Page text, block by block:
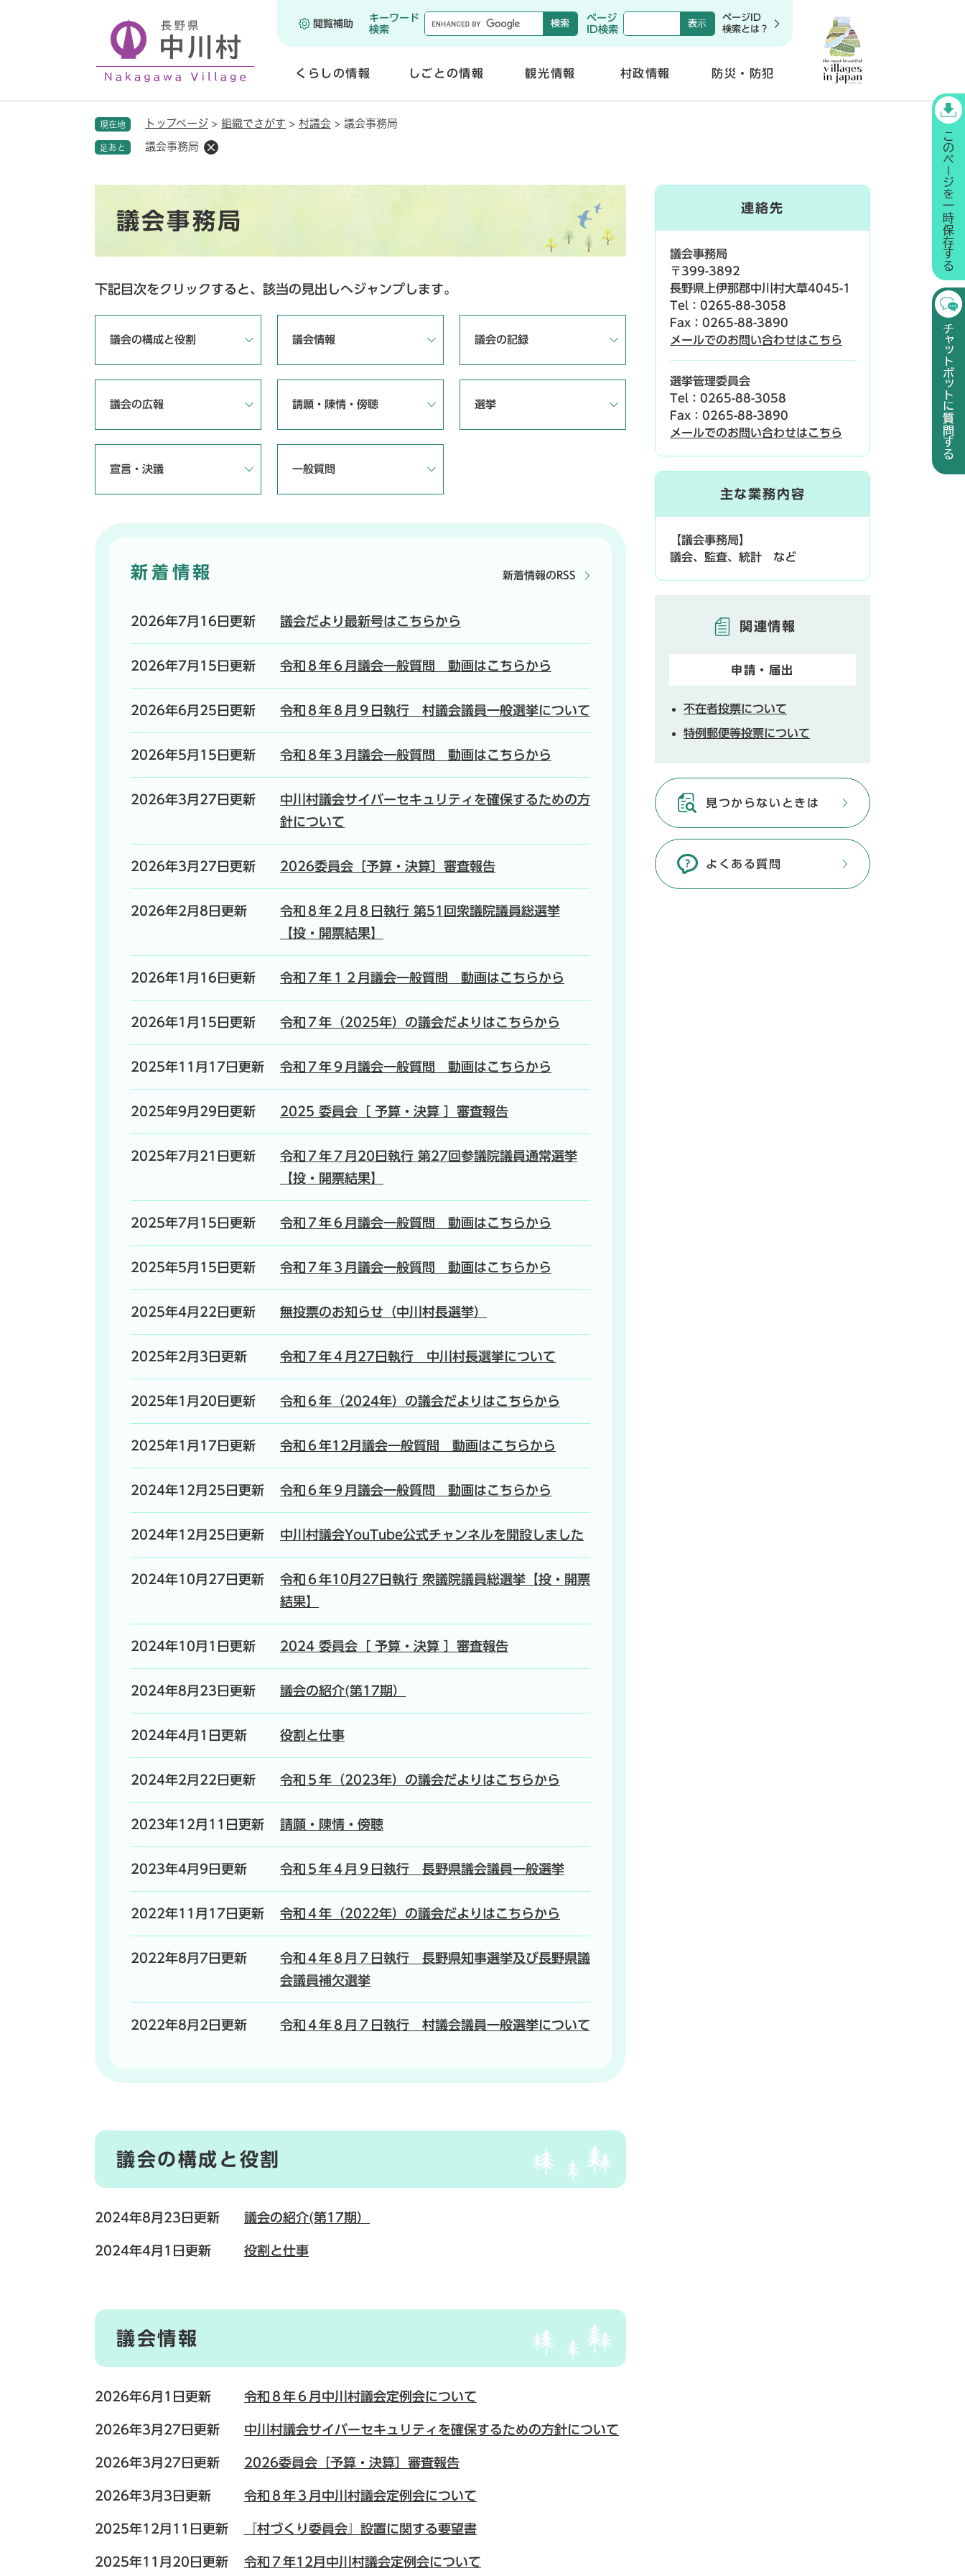
メニューを飛ばして本文へ
閲覧補助
キーワード
検索
ページ
ID検索
ページID
検索とは？
くらしの情報
く
しごとの情報
く
観光情報 村政情報 防災・防犯
現在地 トップページ > 組織でさがす > 村議会 > 議会事務局
足あと 議会事務局
議会事務局
下記目次をクリックすると、該当の見出しへジャンプします。
議会の構成と役割 議会情報 議会の記録
議会の広報 請願・陳情・傍聴 選挙
宣言・決議 一般質問
新着情報
2026年7月16日更新 議会だより最新号はこちらから
2026年7月15日更新 令和８年６月議会一般質問 動画はこちらから
2026年6月25日更新 令和８年８月９日執行 村議会議員一般選挙について
2026年5月15日更新 令和８年３月議会一般質問 動画はこちらから
2026年3月27日更新
中川村議会サイバーセキュリティを確保するための方
針について
2026年3月27日更新 2026委員会［予算・決算］審査報告
2026年2月8日更新
令和８年２月８日執行 第51回衆議院議員総選挙
【投・開票結果】
2026年1月16日更新 令和７年１２月議会一般質問 動画はこちらから
2026年1月15日更新 令和７年（2025年）の議会だよりはこちらから
2025年11月17日更新 令和７年９月議会一般質問 動画はこちらから
2025年9月29日更新 2025 委員会［ 予算・決算 ］審査報告
2025年7月21日更新
令和７年７月20日執行 第27回参議院議員通常選挙
【投・開票結果】
2025年7月15日更新 令和７年６月議会一般質問 動画はこちらから
2025年5月15日更新 令和７年３月議会一般質問 動画はこちらから
2025年4月22日更新 無投票のお知らせ（中川村長選挙）
2025年2月3日更新 令和７年４月27日執行 中川村長選挙について
2025年1月20日更新 令和６年（2024年）の議会だよりはこちらから
2025年1月17日更新 令和６年12月議会一般質問 動画はこちらから
2024年12月25日更新 令和６年９月議会一般質問 動画はこちらから
2024年12月25日更新 中川村議会YouTube公式チャンネルを開設しました
2024年10月27日更新
令和６年10月27日執行 衆議院議員総選挙【投・開票
結果】
2024年10月1日更新 2024 委員会［ 予算・決算 ］審査報告
2024年8月23日更新 議会の紹介(第17期）
2024年4月1日更新 役割と仕事
2024年2月22日更新 令和５年（2023年）の議会だよりはこちらから
2023年12月11日更新 請願・陳情・傍聴
2023年4月9日更新 令和５年４月９日執行 長野県議会議員一般選挙
2022年11月17日更新 令和４年（2022年）の議会だよりはこちらから
2022年8月7日更新
令和４年８月７日執行 長野県知事選挙及び長野県議
会議員補欠選挙
2022年8月2日更新 令和４年８月７日執行 村議会議員一般選挙について
新着情報のRSS
議会の構成と役割
2024年8月23日更新 議会の紹介(第17期）
2024年4月1日更新 役割と仕事
議会情報
2026年6月1日更新 令和８年６月中川村議会定例会について
2026年3月27日更新 中川村議会サイバーセキュリティを確保するための方針について
2026年3月27日更新 2026委員会［予算・決算］審査報告
2026年3月3日更新 令和８年３月中川村議会定例会について
2025年12月11日更新 『村づくり委員会』設置に関する要望書
2025年11月20日更新 令和７年12月中川村議会定例会について
連絡先
議会事務局
〒399-3892
長野県上伊那郡中川村大草4045-1
Tel：0265-88-3058
Fax：0265-88-3890
メールでのお問い合わせはこちら
選挙管理委員会
Tel：0265-88-3058
Fax：0265-88-3890
メールでのお問い合わせはこちら
主な業務内容
【議会事務局】
議会、監査、統計 など
関連情報
申請・届出
不在者投票について
特例郵便等投票について
見つからないときは
よくある質問